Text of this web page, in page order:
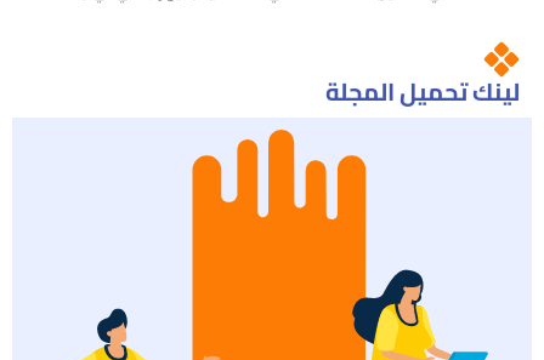
لينك تحميل المجلة